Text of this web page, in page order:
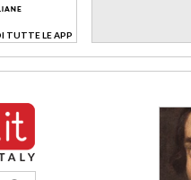
TUTTE LE APP